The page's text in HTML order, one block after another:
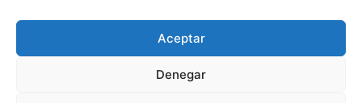
Aceptar
Denegar